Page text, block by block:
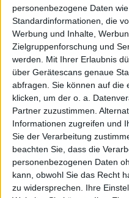
personenbezogene Daten
Standardinformationen, die
Werbung und Inhalte,
Zielgruppenforschung und
werden.
Mit Ihrer Erlaubnis
über Gerätescans genaue
abfragen. Sie können auf die
klicken, um der o. a.
Partner zuzustimmen.
Informationen zugreifen und
Sie der Verarbeitung
beachten Sie, dass die
personenbezogenen Daten
kann, obwohl Sie das Recht
zu widersprechen. Ihre
01. Unleashed Memories
02. Messiah
03. Invocation
04. Hypocrites
05. Walk To Hell
06. Embers
07. Parasite God
08. Stillborn Future
09. Frozen Heaven